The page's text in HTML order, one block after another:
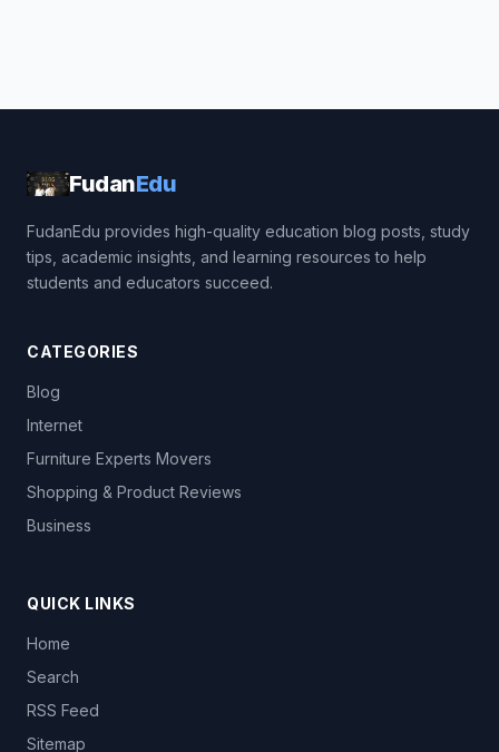
FudanEdu
FudanEdu provides high-quality education blog posts, study
tips, academic insights, and learning resources to help
students and educators succeed.
CATEGORIES
Blog
Internet
Furniture Experts Movers
Shopping & Product Reviews
Business
QUICK LINKS
Home
Search
RSS Feed
Sitemap